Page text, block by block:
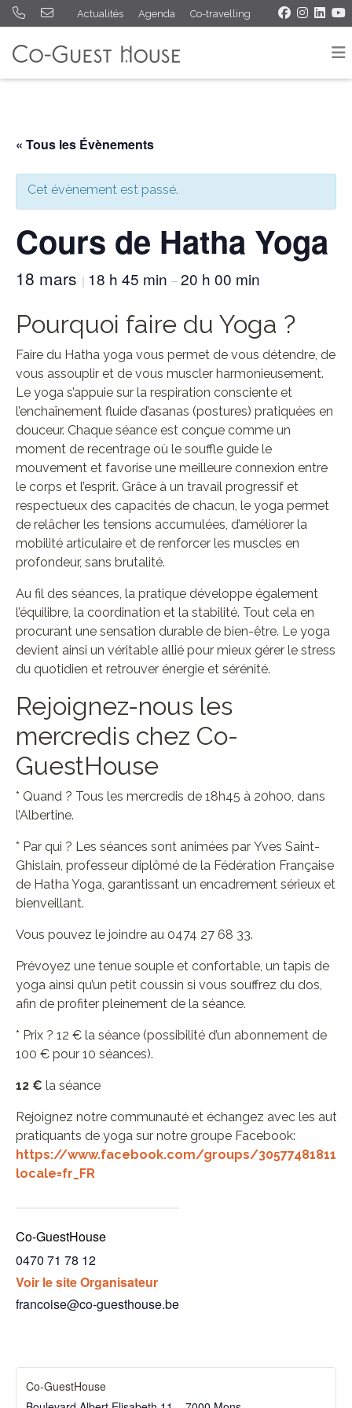
Actualités Agenda Co-travelling
« Tous les Évènements
Cet évènement est passé.
Cours de Hatha Yoga
18 mars | 18 h 45 min –20 h 00 min
Pourquoi faire du Yoga ?
Faire du Hatha yoga vous permet de vous détendre, de
vous assouplir et de vous muscler harmonieusement.
Le yoga s’appuie sur la respiration consciente et
l’enchaînement fluide d’asanas (postures) pratiquées en
douceur. Chaque séance est conçue comme un
moment de recentrage où le souffle guide le
mouvement et favorise une meilleure connexion entre
le corps et l’esprit. Grâce à un travail progressif et
respectueux des capacités de chacun, le yoga permet
de relâcher les tensions accumulées, d’améliorer la
mobilité articulaire et de renforcer les muscles en
profondeur, sans brutalité.
Au fil des séances, la pratique développe également
l’équilibre, la coordination et la stabilité. Tout cela en
procurant une sensation durable de bien-être. Le yoga
devient ainsi un véritable allié pour mieux gérer le stress
du quotidien et retrouver énergie et sérénité.
Rejoignez-nous les
mercredis chez Co-
GuestHouse
* Quand ? Tous les mercredis de 18h45 à 20h00, dans
l’Albertine.
* Par qui ? Les séances sont animées par Yves Saint-
Ghislain, professeur diplômé de la Fédération Française
de Hatha Yoga, garantissant un encadrement sérieux et
bienveillant.
Vous pouvez le joindre au 0474 27 68 33.
Prévoyez une tenue souple et confortable, un tapis de
yoga ainsi qu’un petit coussin si vous souffrez du dos,
afin de profiter pleinement de la séance.
* Prix ? 12 € la séance (possibilité d’un abonnement de
100 € pour 10 séances).
12 € la séance
Rejoignez notre communauté et échangez avec les
pratiquants de yoga sur notre groupe Facebook:
https://www.facebook.com/groups/
locale=fr_FR
Co-GuestHouse
0470 71 78 12
Voir le site Organisateur
francoise@co-guesthouse.be
Co-GuestHouse